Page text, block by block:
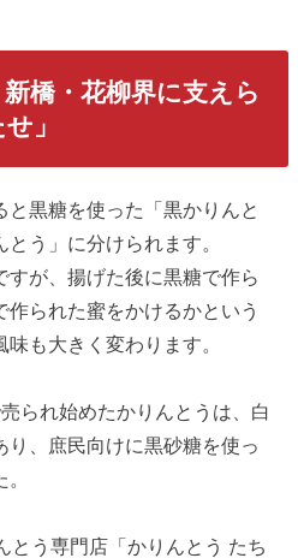
橋・花柳界に支えら
」
黒糖を使った「黒かりんと
う」に分けられます。
が、揚げた後に黒糖で作ら
られた蜜をかけるかという
も大きく変わります。
られ始めたかりんとうは、白
、庶民向けに黒砂糖を使っ
とう専門店「かりんとう たち